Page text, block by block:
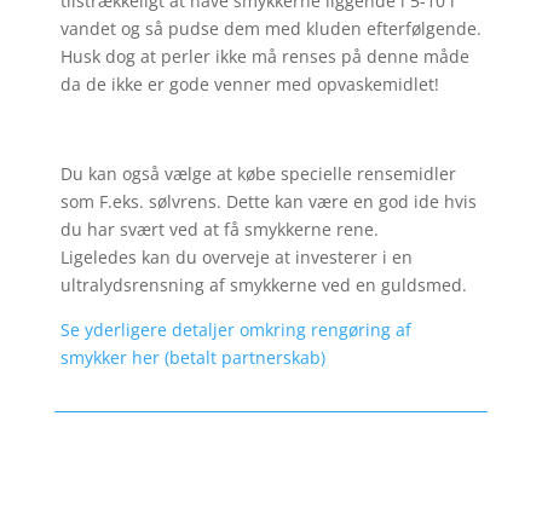
vandet og så pudse dem med kluden efterfølgende.
Husk dog at perler ikke må renses på denne måde
da de ikke er gode venner med opvaskemidlet!
Du kan også vælge at købe specielle rensemidler
som F.eks. sølvrens. Dette kan være en god ide hvis
du har svært ved at få smykkerne rene.
Ligeledes kan du overveje at investerer i en
ultralydsrensning af smykkerne ved en guldsmed.
Se yderligere detaljer omkring rengøring af
smykker her (betalt partnerskab)